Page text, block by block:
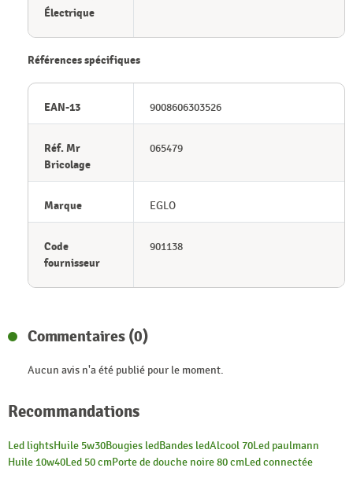
Électrique
Références spécifiques
EAN-13 9008606303526
Réf. Mr
Bricolage
065479
Marque EGLO
Code
fournisseur
901138
Commentaires (0)
Aucun avis n'a été publié pour le moment.
Recommandations
Led lightsHuile 5w30Bougies ledBandes ledAlcool 70Led paulmann
Huile 10w40Led 50 cmPorte de douche noire 80 cmLed connectée